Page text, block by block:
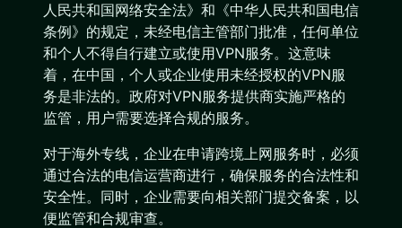
人民共和国网络安全法》和《中华人民共和国电信
条例》的规定，未经电信主管部门批准，任何单位
和个人不得自行建立或使用VPN服务。这意味
着，在中国，个人或企业使用未经授权的VPN服
务是非法的。政府对VPN服务提供商实施严格的
监管，用户需要选择合规的服务。
对于海外专线，企业在申请跨境上网服务时，必须
通过合法的电信运营商进行，确保服务的合法性和
安全性。同时，企业需要向相关部门提交备案，以
便监管和合规审查。